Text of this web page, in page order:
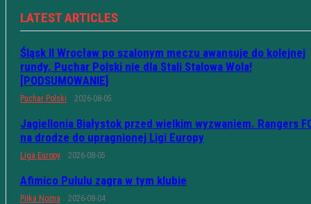
LATEST ARTICLES
Śląsk II Wrocław po szalonym meczu awansuje do kolejnej
rundy. Puchar Polski nie dla Stali Stalowa Wola!
[PODSUMOWANIE]
Puchar Polski 2026-08-05
Jagiellonia Białystok przed wielkim wyzwaniem. Rangers
na drodze do upragnionej Ligi Europy
Liga Europy 2026-08-05
Afimico Pululu zagra w tym klubie
Piłka Nożna 2026-08-04